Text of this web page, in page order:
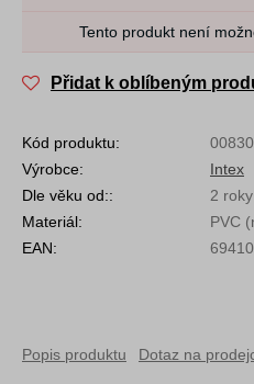
Tento produkt není
Přidat k oblíbeným
Kód produktu:
Výrobce:
Intex
Dle věku od::
2 roky
Materiál:
PVC
EAN:
Popis produktu Dotaz na